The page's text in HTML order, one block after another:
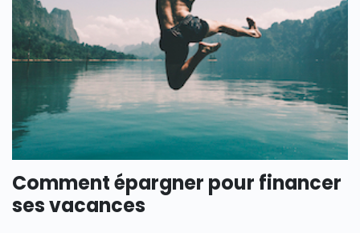
TOUS LES THÈMES
Comment épargner pour financer
ses vacances